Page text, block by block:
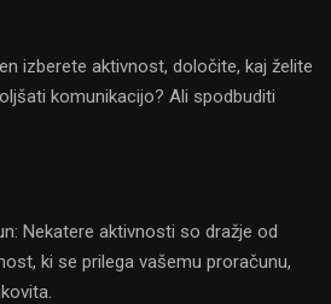
izberete aktivnost, določite, kaj želite
komunikacijo? Ali spodbuditi
Nekatere aktivnosti so dražje od
ki se prilega vašemu proračunu,